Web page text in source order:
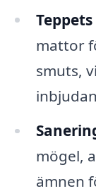
mattor
smuts,
mögel,
ämnen